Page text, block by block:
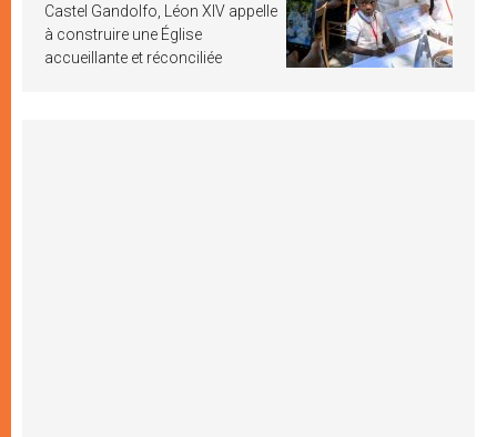
Castel Gandolfo, Léon XIV appelle
à construire une Église
accueillante et réconciliée